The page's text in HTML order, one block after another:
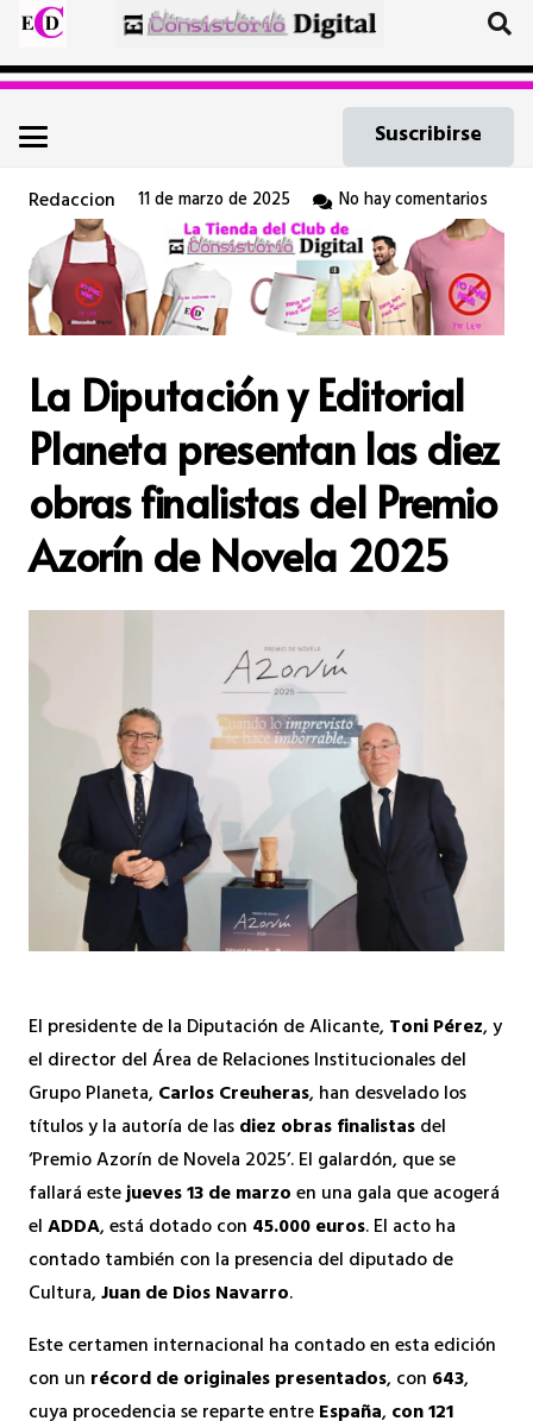
Suscribirse
Redaccion 11 de marzo de 2025 No hay comentarios
La Diputación y Editorial
Planeta presentan las diez
obras finalistas del Premio
Azorín de Novela 2025
El presidente de la Diputación de Alicante,Toni Pérez, y
el director del Área de Relaciones Institucionales del
Grupo Planeta,Carlos Creuheras, han desvelado los
títulos y la autoría de lasdiez obras finalistasdel
‘Premio Azorín de Novela 2025’. El galardón, que se
fallará estejueves 13 de marzoen una gala que acogerá
elADDA, está dotado con 45.000 euros. El acto ha
contado también con la presencia del diputado de
Cultura,Juan de Dios Navarro.
Este certamen internacional ha contado en esta edición
con un récord de originales presentados, con 643,
cuya procedencia se reparte entreEspaña,con 121